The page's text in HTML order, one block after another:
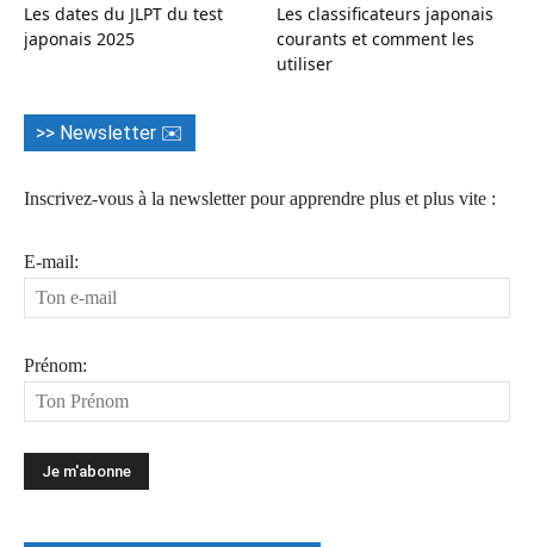
Les dates du JLPT du test
japonais 2025
Les classificateurs japonais
courants et comment les
utiliser
>> Newsletter ✉️
Inscrivez-vous à la newsletter pour apprendre plus et plus vite :
E-mail:
Prénom: